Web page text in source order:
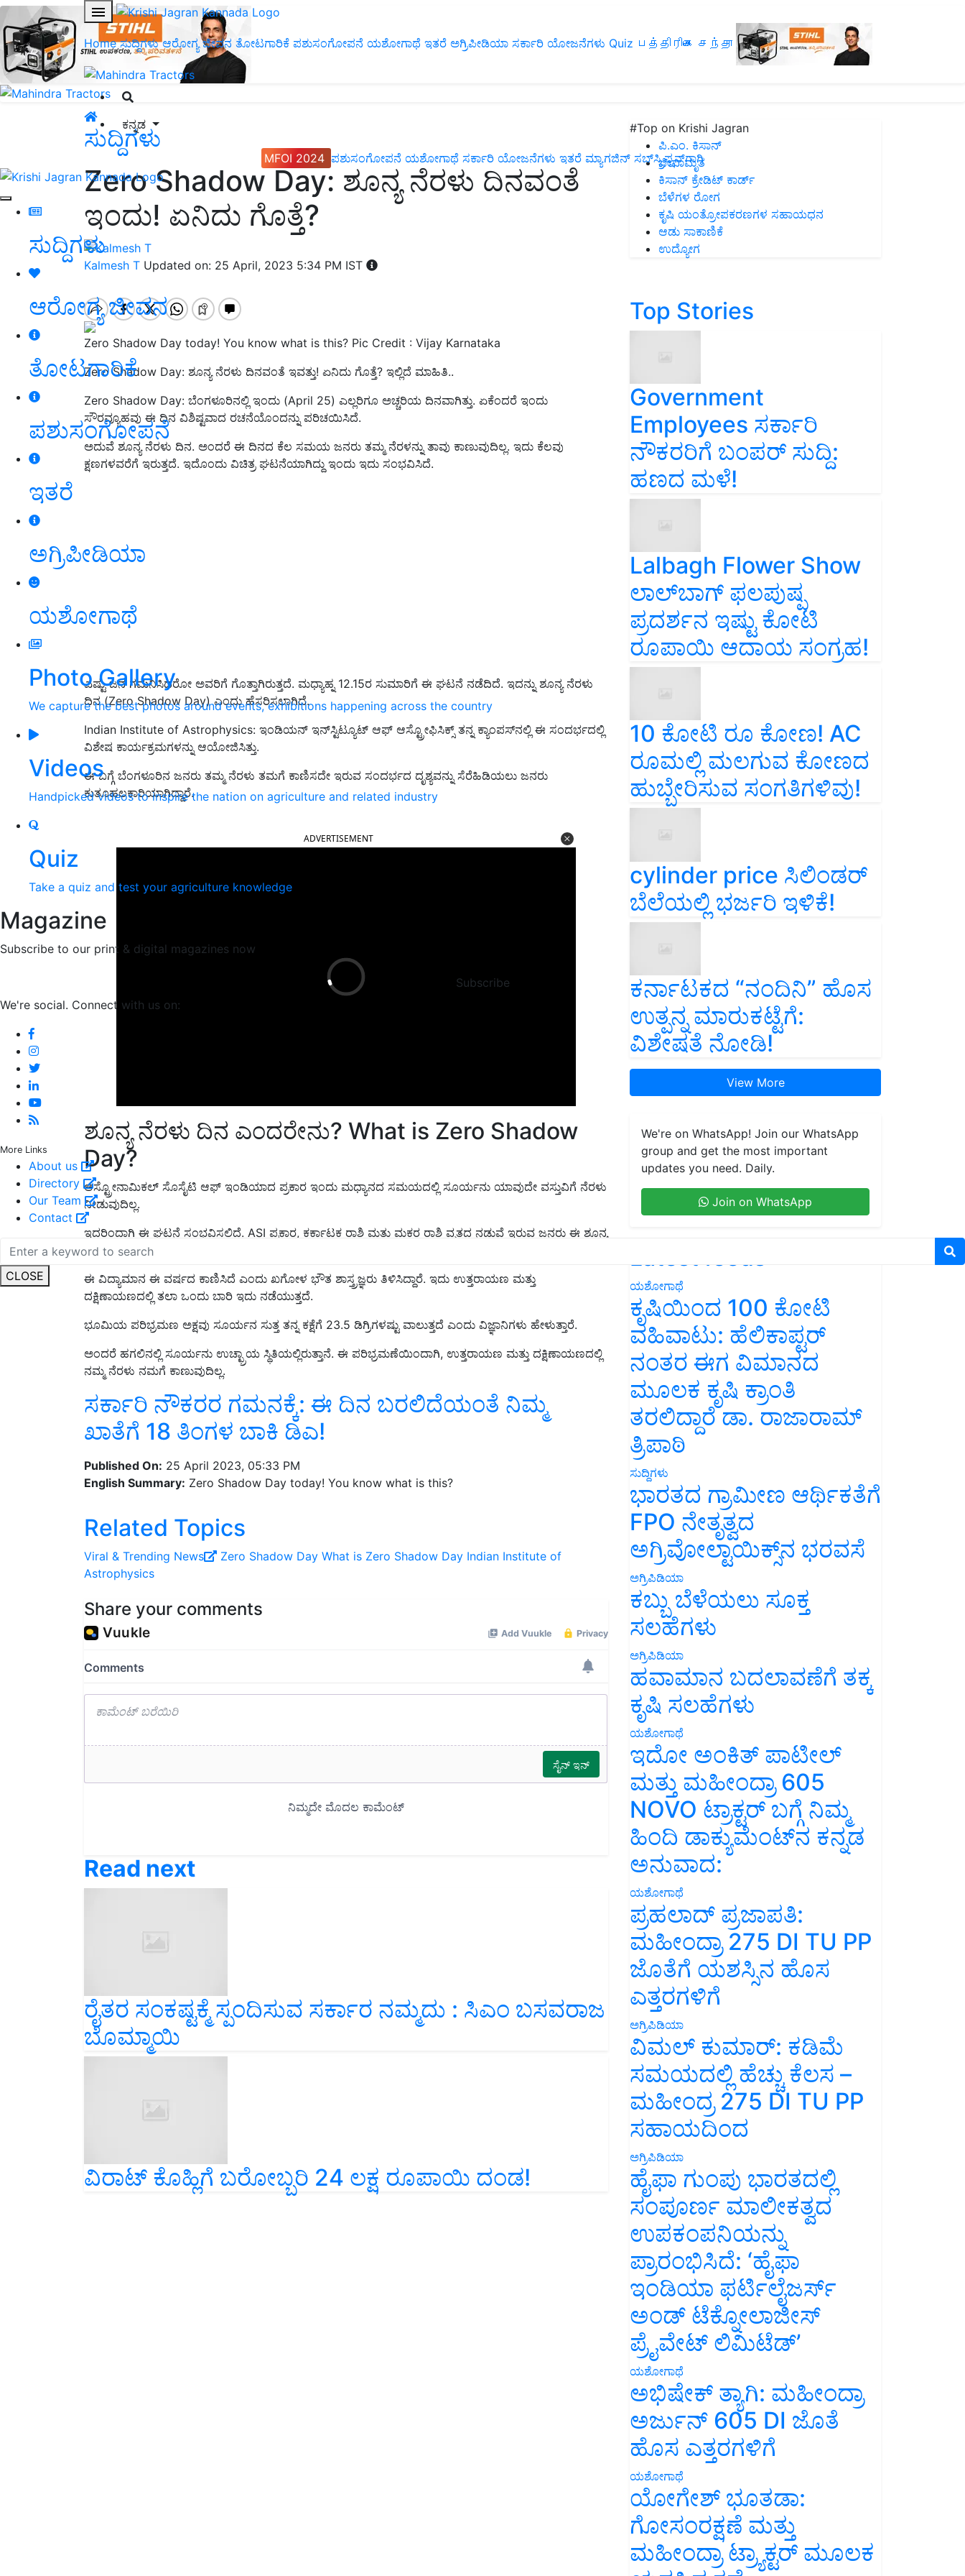
Home ಸುದ್ದಿಗಳು ಆರೋಗ್ಯ ಜೀವನ ತೋಟಗಾರಿಕೆ ಪಶುಸಂಗೋಪನೆ ಯಶೋಗಾಥೆ ಇತರೆ ಅಗ್ರಿಪೀಡಿಯಾ ಸರ್ಕಾರಿ ಯೋಜನೆಗಳು Quiz பத்திரிகை சந்தா
ಕನ್ನಡ
MFOI 2024 ಪಶುಸಂಗೋಪನೆ ಯಶೋಗಾಥೆ ಸರ್ಕಾರಿ ಯೋಜನೆಗಳು ಇತರೆ ಮ್ಯಾಗಜಿನ್‌ ಸಬ್‌ಸ್ಕ್ರಿಪ್ಷನ್‌ಗಾಗಿ
ಸುದ್ದಿಗಳು
ಆರೋಗ್ಯ ಜೀವನ
ತೋಟಗಾರಿಕೆ
ಪಶುಸಂಗೋಪನೆ
ಇತರೆ
ಅಗ್ರಿಪೀಡಿಯಾ
ಯಶೋಗಾಥೆ
Photo Gallery
We capture the best photos around events, exhibitions happening across the country
Videos
Handpicked videos to inspire the nation on agriculture and related industry
Quiz
Take a quiz and test your agriculture knowledge
Magazine
Subscribe to our print & digital magazines now
Subscribe
We're social. Connect with us on:
More Links
About us
Directory
Our Team
Contact
CLOSE
ಸುದ್ದಿಗಳು
Zero Shadow Day: ಶೂನ್ಯ ನೆರಳು ದಿನವಂತೆ
ಇಂದು! ಏನಿದು ಗೊತ್ತೆ?
Kalmesh T Updated on: 25 April, 2023 5:34 PM IST
Zero Shadow Day today! You know what is this? Pic Credit : Vijay Karnataka
Zero Shadow Day: ಶೂನ್ಯ ನೆರಳು ದಿನವಂತೆ ಇವತ್ತು! ಏನಿದು ಗೊತ್ತೆ? ಇಲ್ಲಿದೆ ಮಾಹಿತಿ..
Zero Shadow Day: ಬೆಂಗಳೂರಿನಲ್ಲಿ ಇಂದು (April 25) ಎಲ್ಲರಿಗೂ ಅಚ್ಚರಿಯ ದಿನವಾಗಿತ್ತು. ಏಕೆಂದರೆ ಇಂದು
ಸೌರವ್ಯೂಹವು ಈ ದಿನ ವಿಶಿಷ್ಟವಾದ ರಚನೆಯೊಂದನ್ನು ಪರಿಚಯಿಸಿದೆ.
ಅದುವೆ ಶೂನ್ಯ ನೆರಳು ದಿನ. ಅಂದರೆ ಈ ದಿನದ ಕೆಲ ಸಮಯ ಜನರು ತಮ್ಮ ನೆರಳನ್ನು ತಾವು ಕಾಣುವುದಿಲ್ಲ. ಇದು ಕೆಲವು
ಕ್ಷಣಗಳವರೆಗೆ ಇರುತ್ತದೆ. ಇದೊಂದು ವಿಚಿತ್ರ ಘಟನೆಯಾಗಿದ್ದು ಇಂದು ಇದು ಸಂಭವಿಸಿದೆ.
ಎಷ್ಟು ಜನ ಗಮನಿಸಿದರೋ ಅವರಿಗೆ ಗೊತ್ತಾಗಿರುತ್ತದೆ. ಮಧ್ಯಾಹ್ನ 12.15ರ ಸುಮಾರಿಗೆ ಈ ಘಟನೆ ನಡೆದಿದೆ. ಇದನ್ನು ಶೂನ್ಯ ನೆರಳು
ದಿನ (Zero Shadow Day) ಎಂದು ಹೆಸರಿಸಲಾಗಿದೆ.
Indian Institute of Astrophysics: ಇಂಡಿಯನ್ ಇನ್‌ಸ್ಟಿಟ್ಯೂಟ್ ಆಫ್ ಆಸ್ಟ್ರೋಫಿಸಿಕ್ಸ್ ತನ್ನ ಕ್ಯಾಂಪಸ್‌ನಲ್ಲಿ ಈ ಸಂದರ್ಭದಲ್ಲಿ
ವಿಶೇಷ ಕಾರ್ಯಕ್ರಮಗಳನ್ನು ಆಯೋಜಿಸಿತ್ತು.
ಈ ಬಗ್ಗೆ ಬೆಂಗಳೂರಿನ ಜನರು ತಮ್ಮ ನೆರಳು ತಮಗೆ ಕಾಣಿಸದೇ ಇರುವ ಸಂದರ್ಭದ ದೃಶ್ಯವನ್ನು ಸೆರೆಹಿಡಿಯಲು ಜನರು
ಕುತೂಹಲಕಾರಿಯಾಗಿದ್ದಾರೆ.
ಶೂನ್ಯ ನೆರಳು ದಿನ ಎಂದರೇನು? What is Zero Shadow
Day?
ಆಸ್ಟ್ರೋನಾಮಿಕಲ್ ಸೊಸೈಟಿ ಆಫ್ ಇಂಡಿಯಾದ ಪ್ರಕಾರ ಇಂದು ಮಧ್ಯಾನದ ಸಮಯದಲ್ಲಿ ಸೂರ್ಯನು ಯಾವುದೇ ವಸ್ತುವಿಗೆ ನೆರಳು
ನೀಡುವುದಿಲ್ಲ.
ಇದರಿಂದಾಗಿ ಈ ಘಟನೆ ಸಂಭವಿಸಲಿದೆ. ASI ಪ್ರಕಾರ, ಕರ್ಕಾಟಕ ರಾಶಿ ಮತ್ತು ಮಕರ ರಾಶಿ ವೃತ್ತದ ನಡುವೆ ಇರುವ ಜನರು ಈ ಶೂನ್ಯ
ನೆರಳಿನ ದಿನಕ್ಕೆ ವರ್ಷಕ್ಕೆರಡು ಬಾರಿ ಸಾಕ್ಷಿಯಾಗುತ್ತಾರೆ.
ದಕ್ಷಿಣಾಯಣದಲ್ಲಿ ತಲಾ ಒಂದು ಬಾರಿ ಇದು ನಡೆಯುತ್ತದೆ.
ಭೂಮಿಯ ಪರಿಭ್ರಮಣ ಅಕ್ಷವು ಸೂರ್ಯನ ಸುತ್ತ ತನ್ನ ಕಕ್ಷೆಗೆ 23.5 ಡಿಗ್ರಿಗಳಷ್ಟು ವಾಲುತ್ತದೆ ಎಂದು ವಿಜ್ಞಾನಿಗಳು ಹೇಳುತ್ತಾರೆ.
ಅಂದರೆ ಹಗಲಿನಲ್ಲಿ ಸೂರ್ಯನು ಉಚ್ಛ್ರಾಯ ಸ್ಥಿತಿಯಲ್ಲಿರುತ್ತಾನೆ. ಈ ಪರಿಭ್ರಮಣೆಯಿಂದಾಗಿ, ಉತ್ತರಾಯಣ ಮತ್ತು ದಕ್ಷಿಣಾಯಣದಲ್ಲಿ
ನಮ್ಮ ನೆರಳು ನಮಗೆ ಕಾಣುವುದಿಲ್ಲ.
ಸರ್ಕಾರಿ ನೌಕರರ ಗಮನಕ್ಕೆ: ಈ ದಿನ ಬರಲಿದೆಯಂತೆ ನಿಮ್ಮ
ಖಾತೆಗೆ 18 ತಿಂಗಳ ಬಾಕಿ ಡಿಎ!
English Summary:Zero Shadow Day today! You know what is this?
Related Topics
Viral ‍& Trending News Zero Shadow Day
Astrophysics
ರೈತರ ಸಂಕಷ್ಟಕ್ಮೆ ಸ್ಪಂದಿಸುವ ಸರ್ಕಾರ ನಮ್ಮದು : ಸಿಎಂ ಬಸವರಾಜ
ಬೊಮ್ಮಾಯಿ
ವಿರಾಟ್‌ ಕೊಹ್ಲಿಗೆ ಬರೋಬ್ಬರಿ 24 ಲಕ್ಷ ರೂಪಾಯಿ ದಂಡ!
#Top on Krishi Jagran
ಪಿ.ಎಂ. ಕಿಸಾನ್
ಜೀವಾಮೃತ
ಕಿಸಾನ್ ಕ್ರೇಡಿಟ್ ಕಾರ್ಡ್
ಬೆಳೆಗಳ ರೋಗ
ಕೃಷಿ ಯಂತ್ರೋಪಕರಣಗಳ ಸಹಾಯಧನ
ಆಡು ಸಾಕಾಣಿಕೆ
ಉದ್ಯೋಗ
Top Stories
Government
Employees ಸರ್ಕಾರಿ
ನೌಕರರಿಗೆ ಬಂಪರ್‌ ಸುದ್ದಿ:
ಹಣದ ಮಳೆ!
Lalbagh Flower Show
ಲಾಲ್‌ಬಾಗ್ ಫಲಪುಷ್ಪ
ಪ್ರದರ್ಶನ ಇಷ್ಟು ಕೋಟಿ
ರೂಪಾಯಿ ಆದಾಯ ಸಂಗ್ರಹ!
10 ಕೋಟಿ ರೂ ಕೋಣ! AC
ರೂಮಲ್ಲಿ ಮಲಗುವ ಕೋಣದ
ಹುಬ್ಬೇರಿಸುವ ಸಂಗತಿಗಳಿವು!
cylinder price ಸಿಲಿಂಡರ್‌
ಬೆಲೆಯಲ್ಲಿ ಭರ್ಜರಿ ಇಳಿಕೆ!
ಕರ್ನಾಟಕದ “ನಂದಿನಿ” ಹೊಸ
ಉತ್ಪನ್ನ ಮಾರುಕಟ್ಟೆಗೆ:
ವಿಶೇಷತೆ ನೋಡಿ!
View More
We're on WhatsApp! Join our WhatsApp
group and get the most important
updates you need. Daily.
Join on WhatsApp
Latest feeds
ಯಶೋಗಾಥೆ
ಕೃಷಿಯಿಂದ 100 ಕೋಟಿ
ವಹಿವಾಟು: ಹೆಲಿಕಾಪ್ಟರ್
ನಂತರ ಈಗ ವಿಮಾನದ
ಮೂಲಕ ಕೃಷಿ ಕ್ರಾಂತಿ
ತರಲಿದ್ದಾರೆ ಡಾ. ರಾಜಾರಾಮ್
ತ್ರಿಪಾಠಿ
ಸುದ್ದಿಗಳು
ಭಾರತದ ಗ್ರಾಮೀಣ ಆರ್ಥಿಕತೆಗೆ
FPO ನೇತೃತ್ವದ
ಅಗ್ರಿವೋಲ್ಟಾಯಿಕ್ಸ್‌ನ ಭರವಸೆ
ಅಗ್ರಿಪಿಡಿಯಾ
ಕಬ್ಬು ಬೆಳೆಯಲು ಸೂಕ್ತ
ಸಲಹೆಗಳು
ಅಗ್ರಿಪಿಡಿಯಾ
ಹವಾಮಾನ ಬದಲಾವಣೆಗೆ ತಕ್ಕ
ಕೃಷಿ ಸಲಹೆಗಳು
ಯಶೋಗಾಥೆ
ಇದೋ ಅಂಕಿತ್ ಪಾಟೀಲ್
ಮತ್ತು ಮಹೀಂದ್ರಾ 605
NOVO ಟ್ರಾಕ್ಟರ್ ಬಗ್ಗೆ ನಿಮ್ಮ
ಹಿಂದಿ ಡಾಕ್ಯುಮೆಂಟ್‌ನ ಕನ್ನಡ
ಅನುವಾದ:
ಯಶೋಗಾಥೆ
ಪ್ರಹಲಾದ್ ಪ್ರಜಾಪತಿ:
ಮಹೀಂದ್ರಾ 275 DI TU PP
ಜೊತೆಗೆ ಯಶಸ್ಸಿನ ಹೊಸ
ಎತ್ತರಗಳಿಗೆ
ಅಗ್ರಿಪಿಡಿಯಾ
ವಿಮಲ್ ಕುಮಾರ್: ಕಡಿಮೆ
ಸಮಯದಲ್ಲಿ ಹೆಚ್ಚು ಕೆಲಸ –
ಮಹೀಂದ್ರ 275 DI TU PP
ಸಹಾಯದಿಂದ
ಅಗ್ರಿಪಿಡಿಯಾ
ಹೈಫಾ ಗುಂಪು ಭಾರತದಲ್ಲಿ
ಸಂಪೂರ್ಣ ಮಾಲೀಕತ್ವದ
ಉಪಕಂಪನಿಯನ್ನು
ಪ್ರಾರಂಭಿಸಿದೆ: ‘ಹೈಫಾ
ಇಂಡಿಯಾ ಫರ್ಟಿಲೈಜರ್ಸ್
ಅಂಡ್ ಟೆಕ್ನೋಲಾಜೀಸ್
ಪ್ರೈವೇಟ್ ಲಿಮಿಟೆಡ್’
ಯಶೋಗಾಥೆ
ಅಭಿಷೇಕ್ ತ್ಯಾಗಿ: ಮಹೀಂದ್ರಾ
ಅರ್ಜುನ್ 605 DI ಜೊತೆ
ಹೊಸ ಎತ್ತರಗಳಿಗೆ
ಯಶೋಗಾಥೆ
ಯೋಗೇಶ್ ಭೂತಡಾ:
ಗೋಸಂರಕ್ಷಣೆ ಮತ್ತು
ಮಹೀಂದ್ರಾ ಟ್ರ್ಯಾಕ್ಟರ್ ಮೂಲಕ